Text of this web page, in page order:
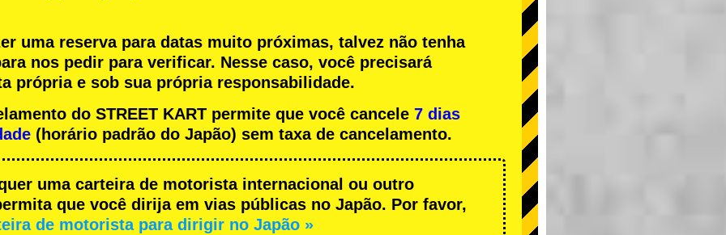
uma reserva para datas muito próximas, talvez não tenha
nos pedir para verificar. Nesse caso, você precisará
própria e sob sua própria responsabilidade.
do STREET KART permite que você cancele 7 dias
(horário padrão do Japão) sem taxa de cancelamento.
uma carteira de motorista internacional ou outro
que você dirija em vias públicas no Japão. Por favor,
de motorista para dirigir no Japão »